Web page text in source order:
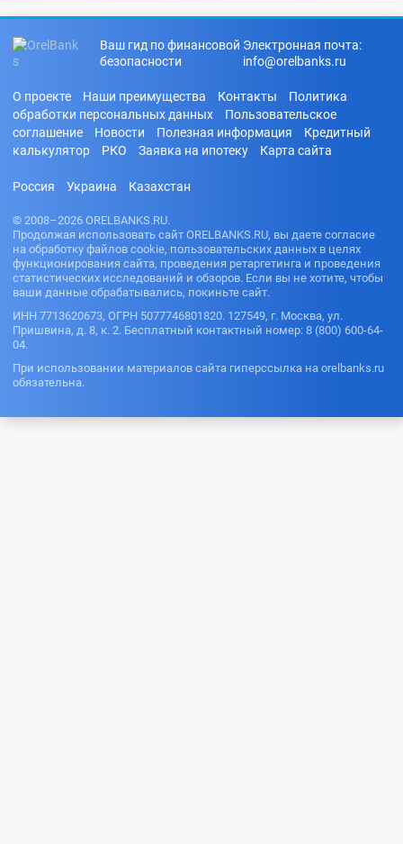
Ваш гид по финансовой
безопасности
Электронная почта:
info@orelbanks.ru
О проекте Наши преимущества Контакты
Политика
обработки персональных данных
Пользовательское
соглашение
Новости Полезная информация
Кредитный
калькулятор
РКО Заявка на ипотеку Карта сайта
Россия Украина Казахстан
© 2008–2026 ORELBANKS.RU.
Продолжая использовать сайт ORELBANKS.RU, вы даете согласие
на обработку файлов cookie, пользовательских данных в целях
функционирования сайта, проведения ретаргетинга и проведения
статистических исследований и обзоров. Если вы не хотите, чтобы
ваши данные обрабатывались, покиньте сайт.
ИНН 7713620673, ОГРН 5077746801820. 127549, г. Москва, ул.
Пришвина, д. 8, к. 2. Бесплатный контактный номер: 8 (800) 600-64-
04.
При использовании материалов сайта гиперссылка на orelbanks.ru
обязательна.